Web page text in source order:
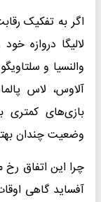
لالیگا دروازه
آلاوس، لاس
بازی‌های کمتری
وضعیت چندان بهتر نبوده
چرا این اتفاق
آفساید گاهی